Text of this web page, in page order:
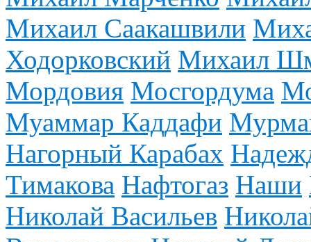
Михаил Саакашвили
Ходорковский Михаил
Мордовия Мосгордума
Муаммар Каддафи
Нагорный Карабах
Тимакова Нафтогаз Наши
Николай Васильев